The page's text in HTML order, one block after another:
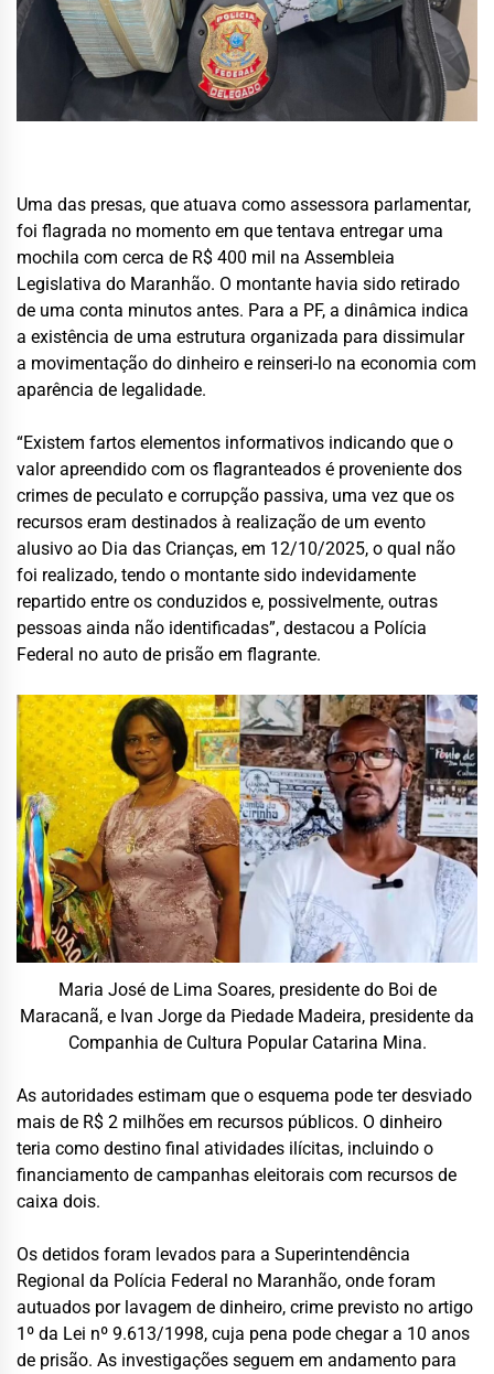
Uma das presas, que atuava como assessora parlamentar,
foi flagrada no momento em que tentava entregar uma
mochila com cerca de R$ 400 mil na Assembleia
Legislativa do Maranhão. O montante havia sido retirado
de uma conta minutos antes. Para a PF, a dinâmica indica
a existência de uma estrutura organizada para dissimular
a movimentação do dinheiro e reinseri-lo na economia com
aparência de legalidade.
“Existem fartos elementos informativos indicando que o
valor apreendido com os flagranteados é proveniente dos
crimes de peculato e corrupção passiva, uma vez que os
recursos eram destinados à realização de um evento
alusivo ao Dia das Crianças, em 12/10/2025, o qual não
foi realizado, tendo o montante sido indevidamente
repartido entre os conduzidos e, possivelmente, outras
pessoas ainda não identificadas”, destacou a Polícia
Federal no auto de prisão em flagrante.
Maria José de Lima Soares, presidente do Boi de
Maracanã, e Ivan Jorge da Piedade Madeira, presidente da
Companhia de Cultura Popular Catarina Mina.
As autoridades estimam que o esquema pode ter desviado
mais de R$ 2 milhões em recursos públicos. O dinheiro
teria como destino final atividades ilícitas, incluindo o
financiamento de campanhas eleitorais com recursos de
caixa dois.
Os detidos foram levados para a Superintendência
Regional da Polícia Federal no Maranhão, onde foram
autuados por lavagem de dinheiro, crime previsto no artigo
1º da Lei nº 9.613/1998, cuja pena pode chegar a 10 anos
de prisão. As investigações seguem em andamento para